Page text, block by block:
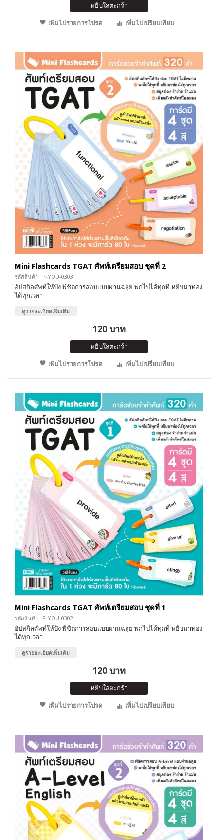
หยิบใส่ตะกร้า
เพิ่มไปรายการโปรด
เพิ่มไปเปรียบเทียบ
Mini Flashcards TGAT ศัพท์เตรียมสอบ ชุดที่ 2
รหัสสินค้า : P-YOU-0303
อัปสกิลศัพท์ให้ปัง พิชิตการสอบแบบผ่านฉลุย พกไปได้ทุกที่ หยิบมาท่อง
ได้ทุกเวลา
ดูรายละเอียดเพิ่มเติม
120 บาท
หยิบใส่ตะกร้า
เพิ่มไปรายการโปรด
เพิ่มไปเปรียบเทียบ
Mini Flashcards TGAT ศัพท์เตรียมสอบ ชุดที่ 1
รหัสสินค้า : P-YOU-0302
อัปสกิลศัพท์ให้ปัง พิชิตการสอบแบบผ่านฉลุย พกไปได้ทุกที่ หยิบมาท่อง
ได้ทุกเวลา
ดูรายละเอียดเพิ่มเติม
120 บาท
หยิบใส่ตะกร้า
เพิ่มไปรายการโปรด
เพิ่มไปเปรียบเทียบ